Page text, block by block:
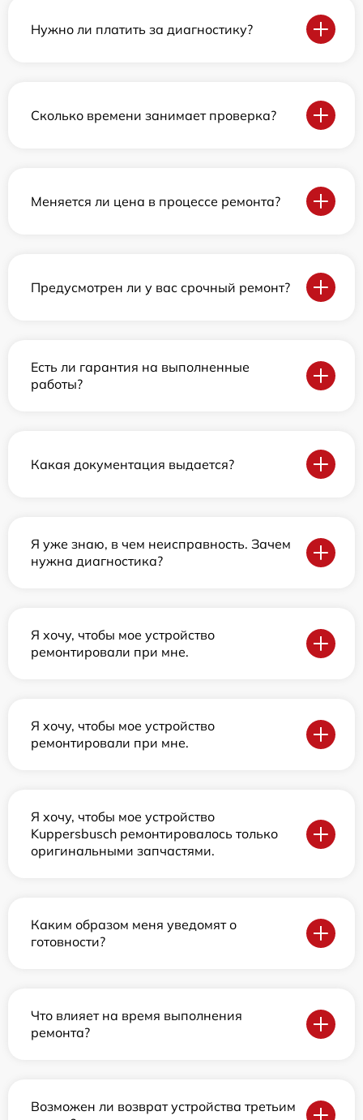
Нужно ли платить за диагностику?
Сколько времени занимает проверка?
Меняется ли цена в процессе ремонта?
Предусмотрен ли у вас срочный ремонт?
Есть ли гарантия на выполненные
работы?
Какая документация выдается?
Я уже знаю, в чем неисправность. Зачем
нужна диагностика?
Я хочу, чтобы мое устройство
ремонтировали при мне.
Я хочу, чтобы мое устройство
ремонтировали при мне.
Я хочу, чтобы мое устройство
Kuppersbusch ремонтировалось только
оригинальными запчастями.
Каким образом меня уведомят о
готовности?
Что влияет на время выполнения
ремонта?
Возможен ли возврат устройства третьим